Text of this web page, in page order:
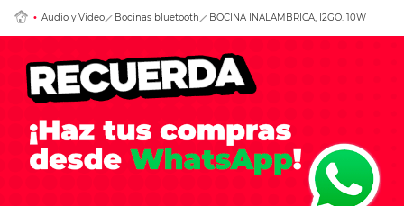
Audio y Video Bocinas bluetooth BOCINA INALAMBRICA, I2GO. 10W